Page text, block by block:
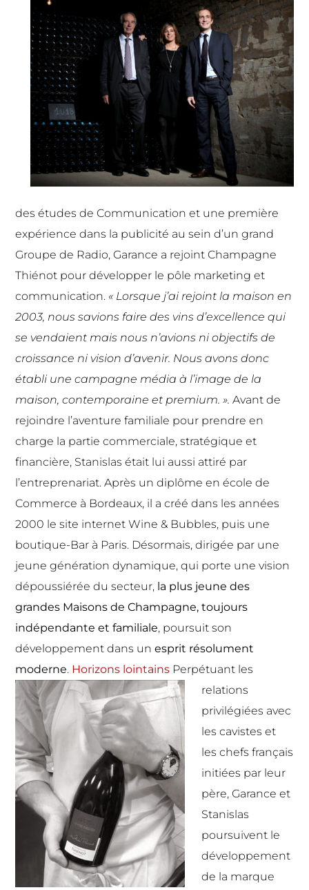
des études de Communication et une première
expérience dans la publicité au sein d’un grand
Groupe de Radio, Garance a rejoint Champagne
Thiénot pour développer le pôle marketing et
communication. « Lorsque j’ai rejoint la maison en
2003, nous savions faire des vins d’excellence qui
se vendaient mais nous n’avions ni objectifs de
croissance ni vision d’avenir. Nous avons donc
établi une campagne média à l’image de la
maison, contemporaine et premium. ». Avant de
rejoindre l’aventure familiale pour prendre en
charge la partie commerciale, stratégique et
financière, Stanislas était lui aussi attiré par
l’entreprenariat. Après un diplôme en école de
Commerce à Bordeaux, il a créé dans les années
2000 le site internet Wine & Bubbles, puis une
boutique-Bar à Paris. Désormais, dirigée par une
jeune génération dynamique, qui porte une vision
dépoussiérée du secteur, la plus jeune des
grandes Maisons de Champagne, toujours
indépendante et familiale, poursuit son
développement dans unesprit résolument
moderne. Horizons lointains Perpétuant les
relations
privilégiées avec
les cavistes et
les chefs français
initiées par leur
père, Garance et
Stanislas
poursuivent le
développement
de la marque